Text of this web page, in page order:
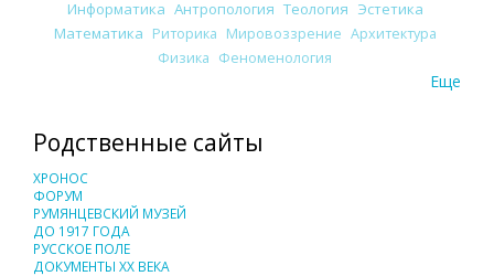
Информатика Антропология Теология Эстетика
Математика Риторика Мировоззрение Архитектура
Физика Феноменология
Еще
Родственные сайты
ХРОНОС
ФОРУМ
РУМЯНЦЕВСКИЙ МУЗЕЙ
ДО 1917 ГОДА
РУССКОЕ ПОЛЕ
ДОКУМЕНТЫ XX ВЕКА